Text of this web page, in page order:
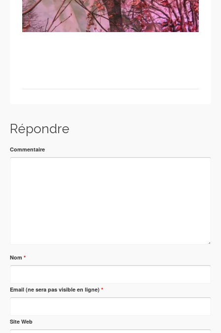
Répondre
Commentaire
Nom *
Email (ne sera pas visible en ligne) *
Site Web